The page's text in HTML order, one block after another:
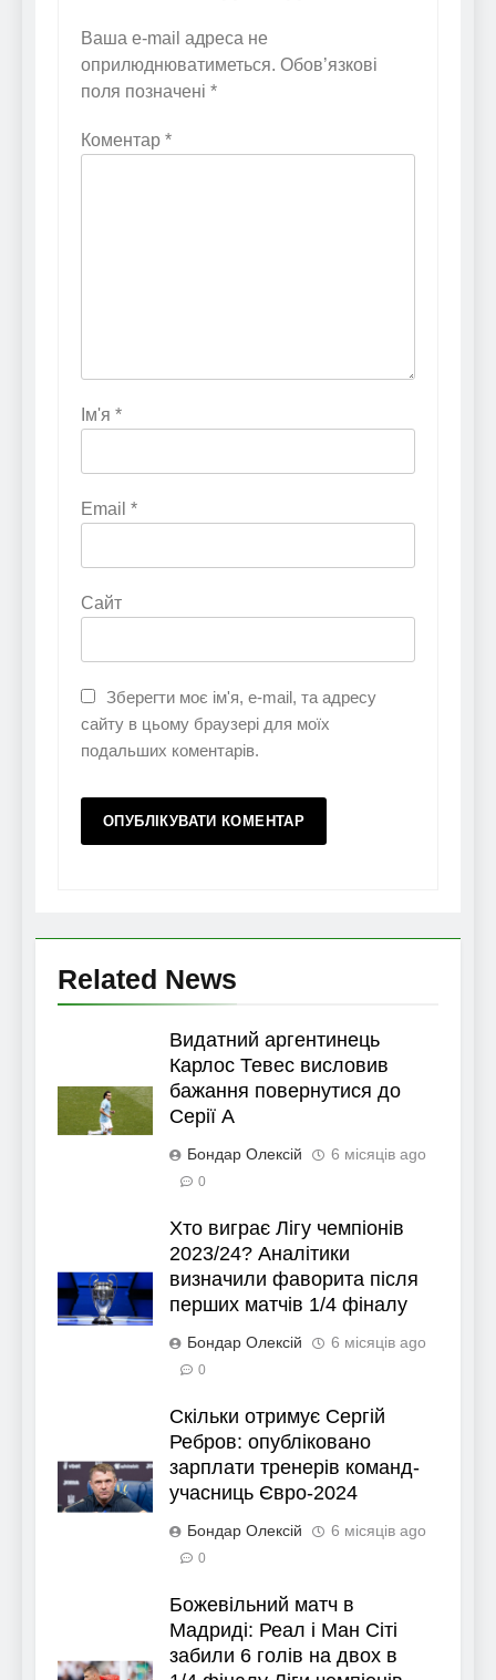
Ваша e-mail адреса не
оприлюднюватиметься. Обов’язкові
поля позначені *
Коментар *
Ім'я *
Email *
Сайт
Зберегти моє ім'я, e-mail, та адресу
сайту в цьому браузері для моїх
подальших коментарів.
Related News
Видатний аргентинець
Карлос Тевес висловив
бажання повернутися до
Серії А
Бондар Олексій 6 місяців ago
0
Хто виграє Лігу чемпіонів
2023/24? Аналітики
визначили фаворита після
перших матчів 1/4 фіналу
Бондар Олексій 6 місяців ago
0
Скільки отримує Сергій
Ребров: опубліковано
зарплати тренерів команд-
учасниць Євро-2024
Бондар Олексій 6 місяців ago
0
Божевільний матч в
Мадриді: Реал і Ман Сіті
забили 6 голів на двох в